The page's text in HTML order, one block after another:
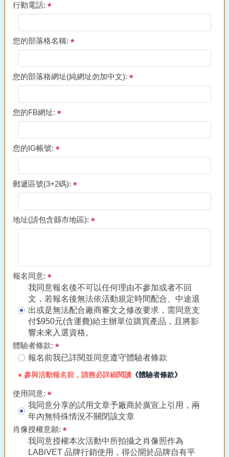
行動電話:
您的部落格名稱:
您的部落格網址(純網址勿加中文):
您的FB網址:
您的IG帳號:
郵遞區號(3+2碼):
地址(請包含縣市地區):
報名同意:
我同意報名後不可以任何理由不參加或者不回
文，若報名後無法依活動規定時間配合、中途退
出或是無法配合廠商審文之修改要求，需同意支
付$950元(含運費)給主辦單位購買產品，且將影
響未來入選資格。
體驗者條款:
報名前我已詳閱並同意遵守體驗者條款
● 參與活動報名前，請務必詳細閱讀 《體驗者條款》
使用同意:
我同意分享的試用文章予廠商於廣宣上引用，兩
年內無特殊情況不關閉該文章
肖像授權意願:
我同意授權本次活動中所拍攝之肖像照作為
LABiVET 品牌行銷使用，得公開於品牌自有平